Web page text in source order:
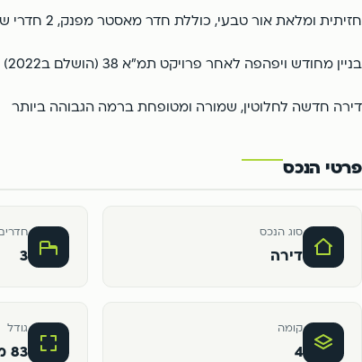
חזיתית ומלאת אור טבעי, כוללת חדר מאסטר מפנק, 2 חדרי שירותים ו-2 מקלחות
בניין מחודש ויפהפה לאחר פרויקט תמ"א 38 (הושלם ב2022)
דירה חדשה לחלוטין, שמורה ומטופחת ברמה הגבוהה ביותר
פרטי הנכס
סוג הנכס
דירה 3
קומה
4
גודל
83 מ"ר